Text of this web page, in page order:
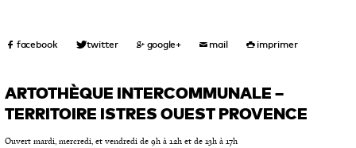
ARTOTHÈQUE INTERCOMMUNALE –
TERRITOIRE ISTRES OUEST PROVENCE
Ouvert mardi, mercredi, et vendredi de 9h à 12h et de 13h à 17h